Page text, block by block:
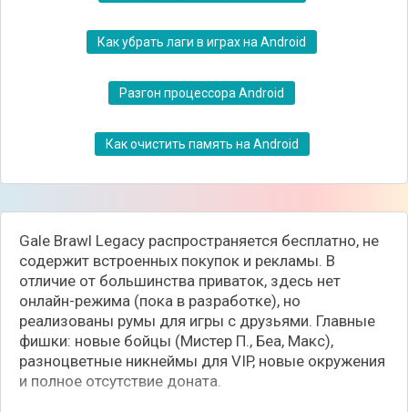
Как убрать лаги в играх на Android
Разгон процессора Android
Как очистить память на Android
Gale Brawl Legacy распространяется бесплатно, не
содержит встроенных покупок и рекламы. В
отличие от большинства приваток, здесь нет
онлайн-режима (пока в разработке), но
реализованы румы для игры с друзьями. Главные
фишки: новые бойцы (Мистер П., Беа, Макс),
разноцветные никнеймы для VIP, новые окружения
и полное отсутствие доната.